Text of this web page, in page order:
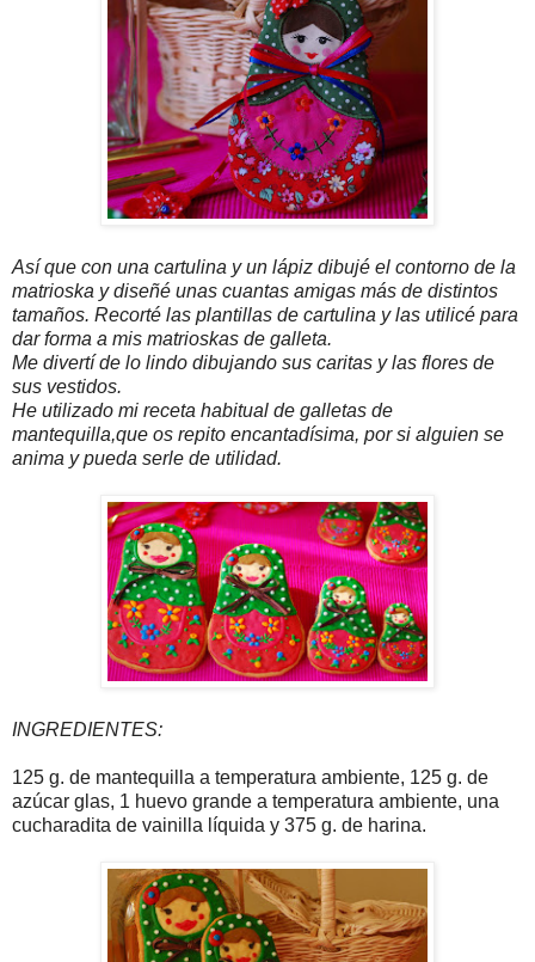
Así que con una cartulina y un lápiz dibujé el contorno de la
matrioska y diseñé unas cuantas amigas más de distintos
tamaños. Recorté las plantillas de cartulina y las utilicé para
dar forma a mis matrioskas de galleta.
Me divertí de lo lindo dibujando sus caritas y las flores de
sus vestidos.
He utilizado mi receta habitual de galletas de
mantequilla,que os repito encantadísima, por si alguien se
anima y pueda serle de utilidad.
INGREDIENTES:
125 g. de mantequilla a temperatura ambiente, 125 g. de
azúcar glas, 1 huevo grande a temperatura ambiente, una
cucharadita de vainilla líquida y 375 g. de harina.